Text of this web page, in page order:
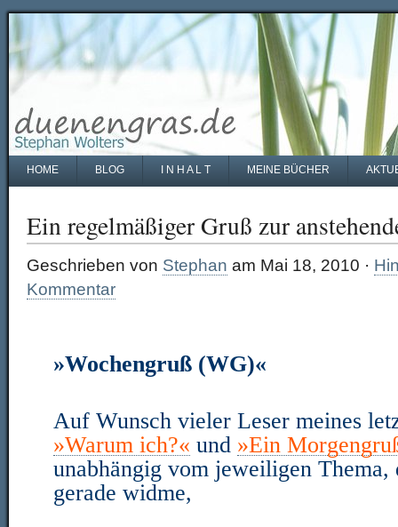
HOME BLOG I N H A L T MEINE BÜCHER
Ein regelmäßiger Gruß zur
Geschrieben von Stephan am Mai 18, 2010 ·
Kommentar
»Wochengruß (WG)«
Auf Wunsch vieler Leser meines
»Warum ich?« und »Ein
unabhängig vom jeweiligen
gerade widme,